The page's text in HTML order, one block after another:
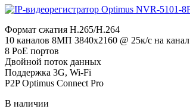
Формат сжатия H.265/H.264
10 каналов 8МП 3840х2160 @ 25к/с на канал
8 PoE портов
Двойной поток данных
Поддержка 3G, Wi-Fi
P2P Optimus Connect Pro
В наличии